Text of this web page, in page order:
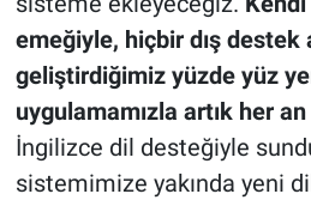
emeğiyle, hiçbir dış destek
geliştirdiğimiz yüzde yüz
uygulamamızla artık her an
İngilizce dil desteğiyle
sistemimize yakında yeni